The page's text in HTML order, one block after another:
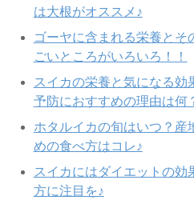
は大根がオススメ♪
ゴーヤに含まれる栄養とそ
ごいところがいろいろ！！
スイカの栄養と気になる効
予防におすすめの理由は何
ホタルイカの旬はいつ？産
めの食べ方はコレ♪
スイカにはダイエットの効
方に注目を♪